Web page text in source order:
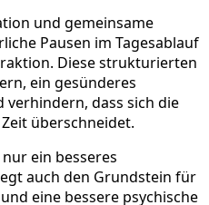
und gemeinsame
Pausen im Tagesablauf
Diese strukturierten
ein gesünderes
verhindern, dass sich die
überschneidet.
ein besseres
auch den Grundstein für
eine bessere psychische